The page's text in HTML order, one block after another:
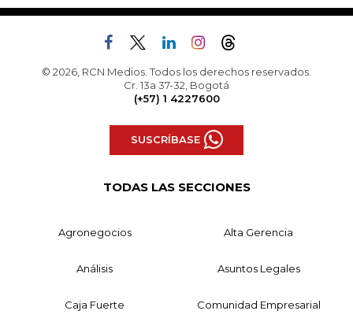
© 2026, RCN Medios. Todos los derechos reservados.
Cr. 13a 37-32, Bogotá
(+57) 1 4227600
SUSCRÍBASE
TODAS LAS SECCIONES
Agronegocios Alta Gerencia
Análisis Asuntos Legales
Caja Fuerte Comunidad Empresarial